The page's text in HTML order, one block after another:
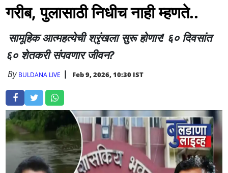
गरीब, पुलासाठी निधीच नाही म्हणते..
सामूहिक आत्महत्येची श्रृंखला सुरू होणार! ६० दिवसांत
६० शेतकरी संपवणार जीवन?
By BULDANA LIVE Feb 9, 2026, 10:30 IST